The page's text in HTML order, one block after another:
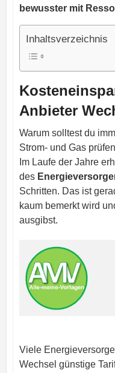
bewusster mit
Inhaltsverzeichnis
Anbieter
Warum solltest du
Strom- und Gas
Im Laufe der Jahre
des
Schritten. Das ist
kaum bemerkt wird
ausgibst.
Viele
Wechsel günstige